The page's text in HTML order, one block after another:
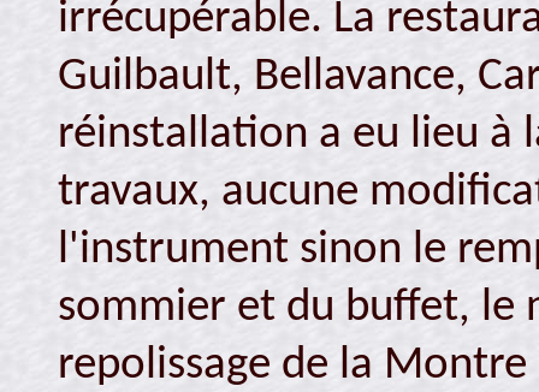
irrécupérable. La
Guilbault, Bellavance,
réinstallation a eu lieu à
travaux, aucune
l'instrument sinon le
sommier et du buffet, le
repolissage de la Montre